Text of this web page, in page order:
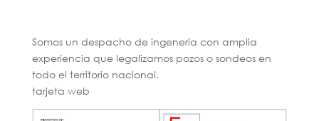
Somos un despacho de ingenería con amplia
experiencia que legalizamos pozos o sondeos en
todo el territorio nacional.
tarjeta web